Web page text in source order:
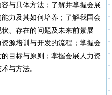
与具体方法；了解并掌握会展
力及其如何培养；了解我国会
、存在的问题及未来前景展
源培训与开发的流程；掌握会
目标与原则；掌握会展人力资
与方法。
·
·
·
·
·
·
·
·